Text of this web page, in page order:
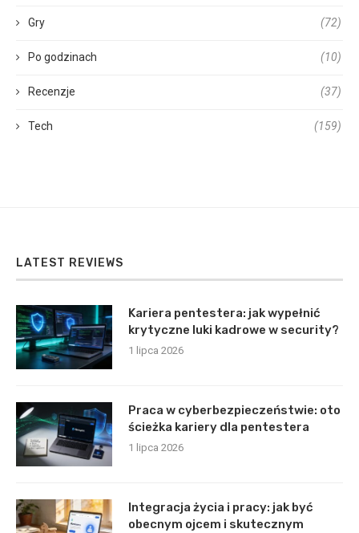
Gry (72)
Po godzinach (10)
Recenzje (37)
Tech (159)
LATEST REVIEWS
Kariera pentestera: jak wypełnić
krytyczne luki kadrowe w security?
1 lipca 2026
Praca w cyberbezpieczeństwie: oto
ścieżka kariery dla pentestera
1 lipca 2026
Integracja życia i pracy: jak być
obecnym ojcem i skutecznym